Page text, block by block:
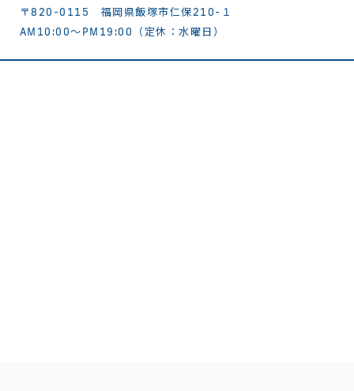
〒820-0115 福岡県飯塚市仁保210-１
AM10:00～PM19:00（定休：水曜日）